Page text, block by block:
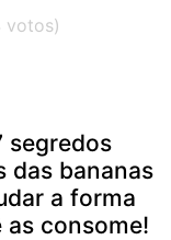
segredos
das bananas
a forma
consome!